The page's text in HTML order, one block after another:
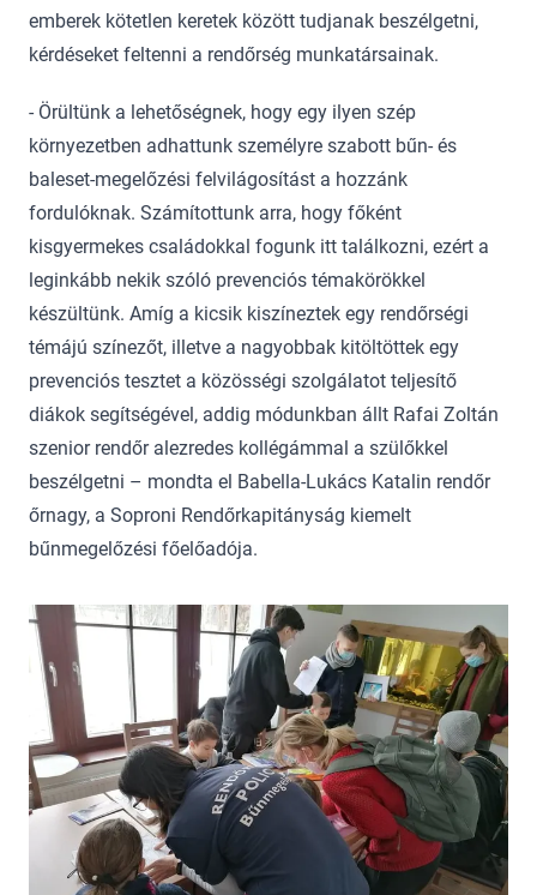
emberek kötetlen keretek között tudjanak beszélgetni,
kérdéseket feltenni a rendőrség munkatársainak.
- Örültünk a lehetőségnek, hogy egy ilyen szép
környezetben adhattunk személyre szabott bűn- és
baleset-megelőzési felvilágosítást a hozzánk
fordulóknak. Számítottunk arra, hogy főként
kisgyermekes családokkal fogunk itt találkozni, ezért a
leginkább nekik szóló prevenciós témakörökkel
készültünk. Amíg a kicsik kiszíneztek egy rendőrségi
témájú színezőt, illetve a nagyobbak kitöltöttek egy
prevenciós tesztet a közösségi szolgálatot teljesítő
diákok segítségével, addig módunkban állt Rafai Zoltán
szenior rendőr alezredes kollégámmal a szülőkkel
beszélgetni – mondta el Babella-Lukács Katalin rendőr
őrnagy, a Soproni Rendőrkapitányság kiemelt
bűnmegelőzési főelőadója.